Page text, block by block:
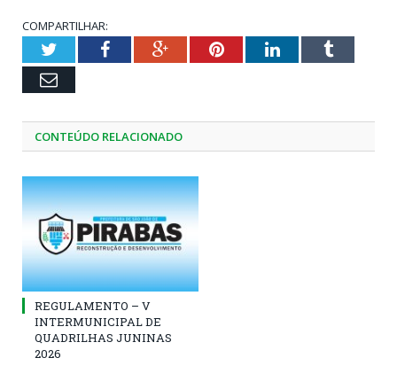
COMPARTILHAR:
TwitterFacebookGoogle+PinterestLinkedInTumblr
Email
CONTEÚDO RELACIONADO
REGULAMENTO – V
INTERMUNICIPAL DE
QUADRILHAS JUNINAS
2026